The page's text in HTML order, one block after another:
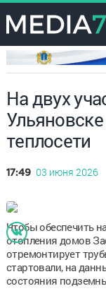
На двух
теплосети
17:49 03 июня 2026
Чтобы обеспечить
отопления домов
отремонтирует
стартовали, на
состояния